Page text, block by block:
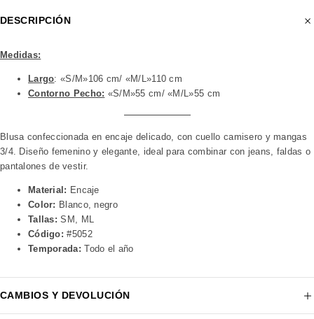
DESCRIPCIÓN
Medidas:
Largo: «S/M»106 cm/ «M/L»110 cm
Contorno Pecho: «S/M»55 cm/ «M/L»55 cm
Blusa confeccionada en encaje delicado, con cuello camisero y mangas
3/4. Diseño femenino y elegante, ideal para combinar con jeans, faldas o
pantalones de vestir.
Material: Encaje
Color: Blanco, negro
Tallas: SM, ML
Código: #5052
Temporada: Todo el año
CAMBIOS Y DEVOLUCIÓN